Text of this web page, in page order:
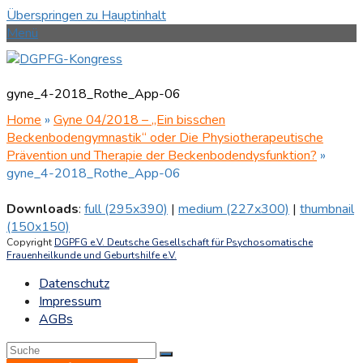
Überspringen zu Hauptinhalt
Menü
gyne_4-2018_Rothe_App-06
Home » Gyne 04/2018 – „Ein bisschen
Beckenbodengymnastik“ oder Die Physiotherapeutische
Prävention und Therapie der Beckenbodendysfunktion? »
gyne_4-2018_Rothe_App-06
Downloads: full (295x390) | medium (227x300) | thumbnail
(150x150)
Copyright DGPFG e.V. Deutsche Gesellschaft für Psychosomatische
Frauenheilkunde und Geburtshilfe e.V.
Datenschutz
Impressum
AGBs